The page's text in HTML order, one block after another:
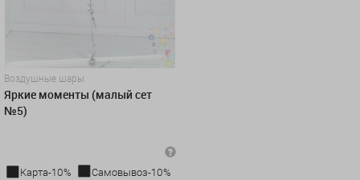
Воздушные шары
Яркие моменты (малый сет
№5)
Карта-10%
Самовывоз-10%